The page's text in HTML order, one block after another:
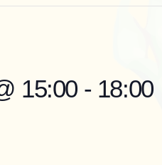
15:00 - 18:00